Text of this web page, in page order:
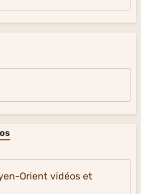
Orient vidéos et